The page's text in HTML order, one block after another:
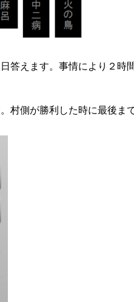
答えます。事情により２時
村側が勝利した時に最後ま